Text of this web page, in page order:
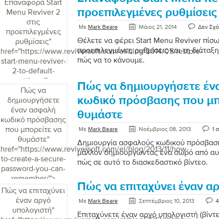
Επαναφορά Start
Menu Reviver 2
στις
προεπιλεγμένες
ρυθμίσεις"
href="https://www.reviversoft.com/el/blog/2014/05/restore-
start-menu-reviver-
2-to-default-
settings/">
προεπιλεγμένες ρυθμίσεις
Με Mark Beare Μάιος 21, 2014 Δεν
Θέλετε να φέρει Start Menu Reviver
προεπιλεγμένες ρυθμίσεις και τη
πώς να το κάνουμε.
Πώς να
δημιουργήσετε
έναν ασφαλή
κωδικό πρόσβασης
που μπορείτε να
θυμάστε"
href="https://www.reviversoft.com/el/blog/2013/11/how-
to-create-a-secure-
password-you-can-
remember/">
Πώς να δημιουργήσετε
κωδικό πρόσβασης που
θυμάστε
Με Mark Beare Νοέμβριος 08, 2013 1
Δημιουργία ασφαλούς κωδικού
μάλλον δημιουργώντας ένα σωρό από
πώς σε αυτό το διασκεδαστικό βίντεο.
Πώς να επιταχύνει
έναν αργό
υπολογιστή"
Πώς να επιταχύνει έναν
Με Mark Beare Σεπτέμβριος 10, 2013
Επιταχύνετε έναν αργό υπολογιστή